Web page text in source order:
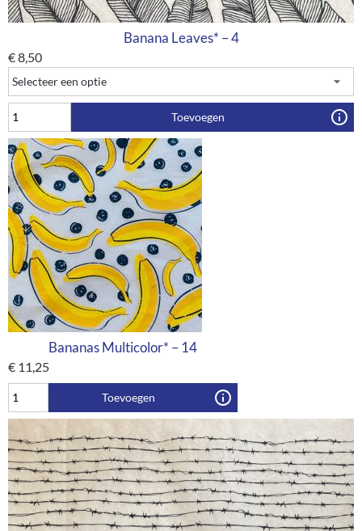
Banana Leaves* – 4
€8,50
Toevoegen
Bananas Multicolor* – 14
€ 11,25
Toevoegen